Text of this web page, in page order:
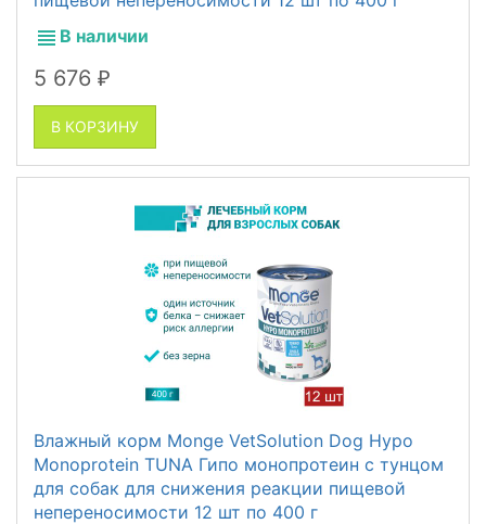
В наличии
5 676 ₽
В КОРЗИНУ
Влажный корм Monge VetSolution Dog Hypo
Monoprotein TUNA Гипо монопротеин с тунцом
для собак для снижения реакции пищевой
непереносимости 12 шт по 400 г